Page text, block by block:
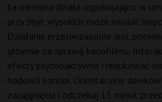
ta odmiana działa uspokajająco w
przy zbyt wysokich może nasilać
Działanie przeciwzapalne jest
głównie za sprawą kariofilenu.
efekty psychoaktywne i redukować
hodowli konopi. Orientacyjne
zaciągnięcia i odczekaj 15 minut